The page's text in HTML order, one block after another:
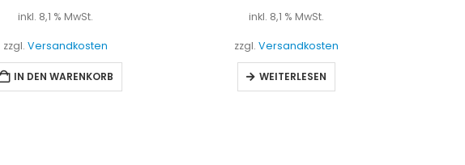
inkl. 8,1 % MwSt.
zzgl. Versandkosten
WEITERLESEN
inkl. 8,1 % MwSt.
zzgl. Versandkosten
WEITERLESEN